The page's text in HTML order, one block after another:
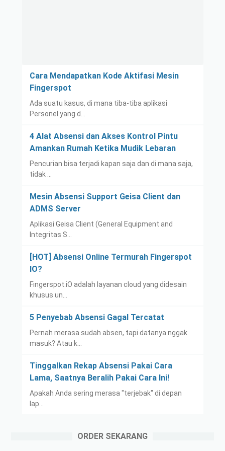
Cara Mendapatkan Kode Aktifasi Mesin
Fingerspot
Ada suatu kasus, di mana tiba-tiba aplikasi
Personel yang d…
4 Alat Absensi dan Akses Kontrol Pintu
Amankan Rumah Ketika Mudik Lebaran
Pencurian bisa terjadi kapan saja dan di mana saja,
tidak …
Mesin Absensi Support Geisa Client dan
ADMS Server
Aplikasi Geisa Client (General Equipment and
Integritas S…
[HOT] Absensi Online Termurah Fingerspot
IO?
Fingerspot.iO adalah layanan cloud yang didesain
khusus un…
5 Penyebab Absensi Gagal Tercatat
Pernah merasa sudah absen, tapi datanya nggak
masuk? Atau k…
Tinggalkan Rekap Absensi Pakai Cara
Lama, Saatnya Beralih Pakai Cara Ini!
Apakah Anda sering merasa "terjebak" di depan
lap…
ORDER SEKARANG